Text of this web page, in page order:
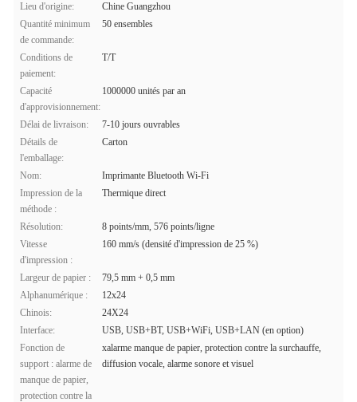
Lieu d'origine:
Chine Guangzhou
Quantité minimum
de commande:
50 ensembles
Conditions de
paiement:
T/T
Capacité
d'approvisionnement:
1000000 unités par an
Délai de livraison:
7-10 jours ouvrables
Détails de
l'emballage:
Carton
Nom:
Imprimante Bluetooth Wi-Fi
Impression de la
méthode :
Thermique direct
Résolution:
8 points/mm, 576 points/ligne
Vitesse
d'impression :
160 mm/s (densité d'impression de 25 %)
Largeur de papier :
79,5 mm + 0,5 mm
Alphanumérique :
12x24
Chinois:
24X24
Interface:
USB, USB+BT, USB+WiFi, USB+LAN (en option)
Fonction de
support : alarme de
manque de papier,
protection contre la
xalarme manque de papier, protection contre la surchauffe,
diffusion vocale, alarme sonore et visuel